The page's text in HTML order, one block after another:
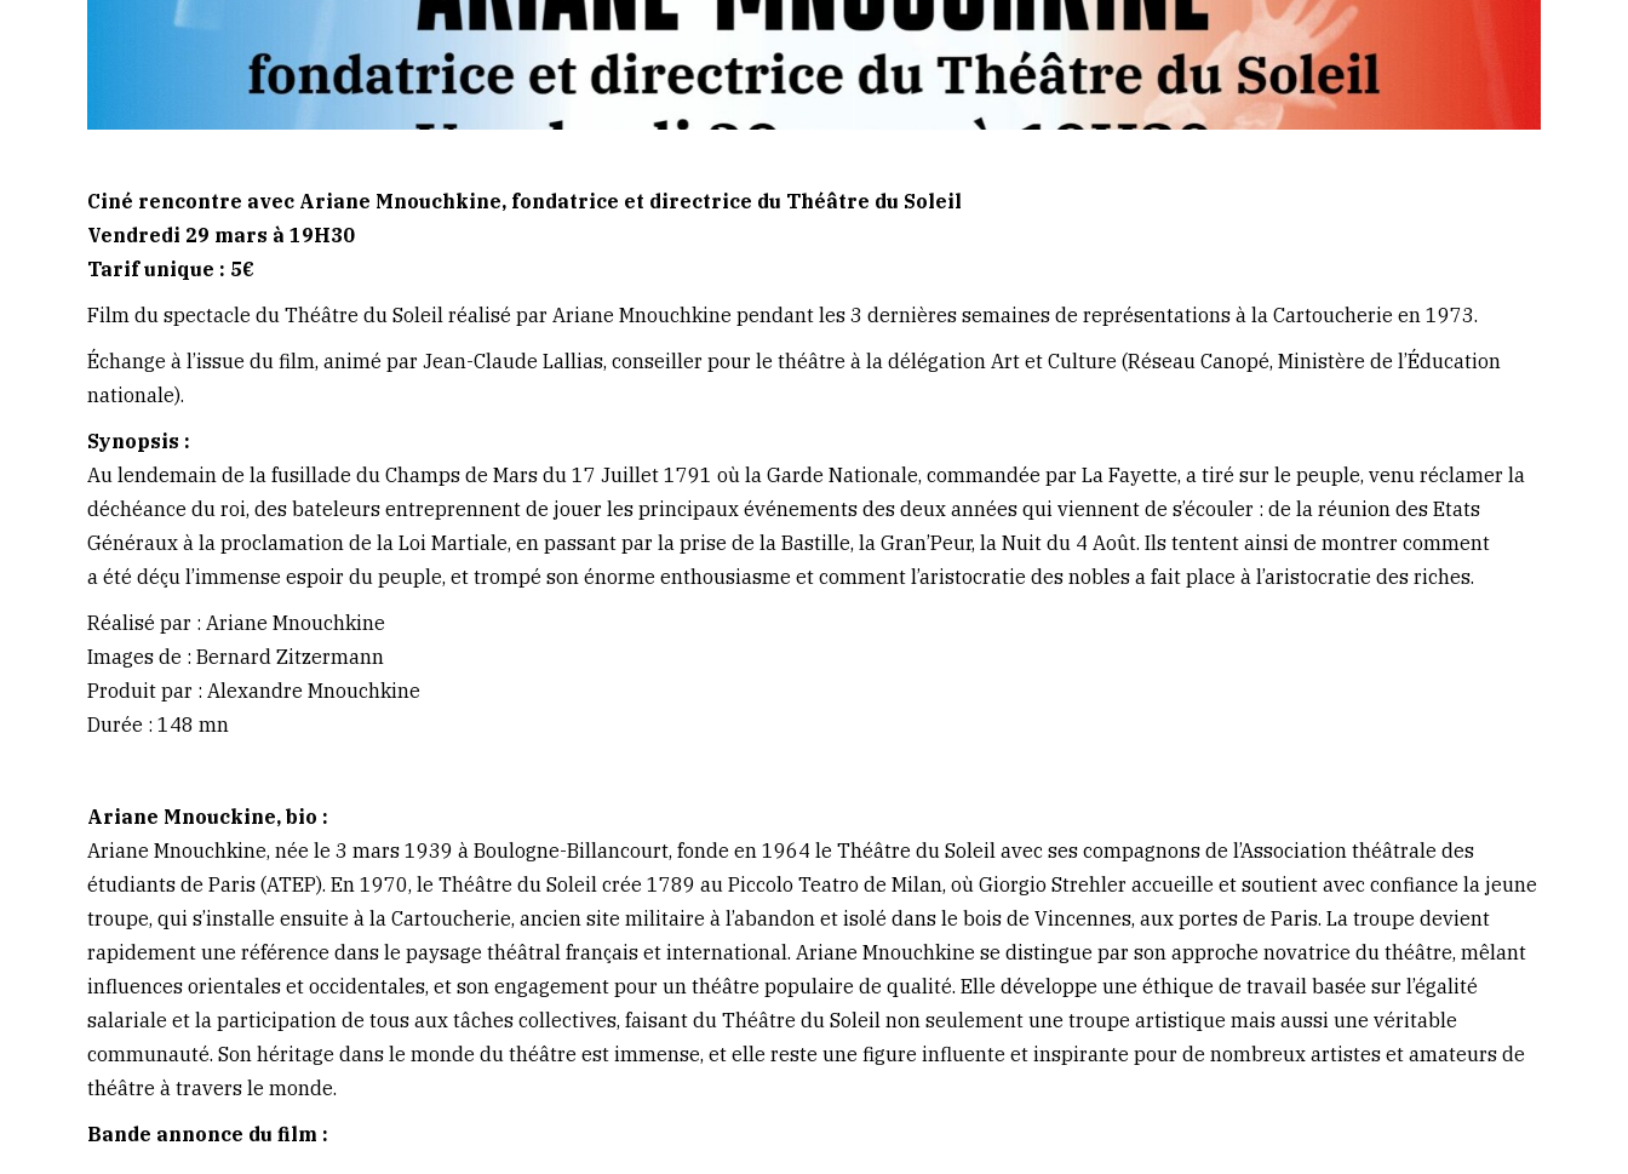
Ciné rencontre avec Ariane Mnouchkine, fondatrice et directrice du Théâtre du Soleil
Vendredi 29 mars à 19H30
Tarif unique : 5€
Film du spectacle du Théâtre du Soleil réalisé par Ariane Mnouchkine pendant les 3 dernières semaines de représentations à la Cartoucherie en 1973.
Échange à l’issue du film, animé par Jean-Claude Lallias, conseiller pour le théâtre à la délégation Art et Culture (Réseau Canopé, Ministère de l’Éducation
nationale).
Synopsis :
Au lendemain de la fusillade du Champs de Mars du 17 Juillet 1791 où la Garde Nationale, commandée par La Fayette, a tiré sur le peuple, venu réclamer la
déchéance du roi, des bateleurs entreprennent de jouer les principaux événements des deux années qui viennent de s’écouler : de la réunion des Etats
Généraux à la proclamation de la Loi Martiale, en passant par la prise de la Bastille, la Gran’Peur, la Nuit du 4 Août. Ils tentent ainsi de montrer comment
a été déçu l’immense espoir du peuple, et trompé son énorme enthousiasme et comment l’aristocratie des nobles a fait place à l’aristocratie des riches.
Réalisé par : Ariane Mnouchkine
Images de : Bernard Zitzermann
Produit par : Alexandre Mnouchkine
Durée : 148 mn
Ariane Mnouckine, bio :
Ariane Mnouchkine, née le 3 mars 1939 à Boulogne-Billancourt, fonde en 1964 le Théâtre du Soleil avec ses compagnons de l’Association théâtrale des
étudiants de Paris (ATEP). En 1970, le Théâtre du Soleil crée 1789 au Piccolo Teatro de Milan, où Giorgio Strehler accueille et soutient avec confiance la jeune
troupe, qui s’installe ensuite à la Cartoucherie, ancien site militaire à l’abandon et isolé dans le bois de Vincennes, aux portes de Paris. La troupe devient
rapidement une référence dans le paysage théâtral français et international. Ariane Mnouchkine se distingue par son approche novatrice du théâtre, mêlant
influences orientales et occidentales, et son engagement pour un théâtre populaire de qualité. Elle développe une éthique de travail basée sur l’égalité
salariale et la participation de tous aux tâches collectives, faisant du Théâtre du Soleil non seulement une troupe artistique mais aussi une véritable
communauté. Son héritage dans le monde du théâtre est immense, et elle reste une figure influente et inspirante pour de nombreux artistes et amateurs de
théâtre à travers le monde.
Bande annonce du film :